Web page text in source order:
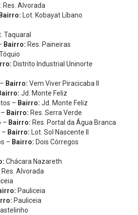
Res. Alvorada
Bairro: Lot. Kobayat Líbano
Taquaral
Bairro: Res. Paineiras
Distrito Industrial Uninorte
Bairro: Vem Viver Piracicaba II
Jd. Monte Feliz
– Bairro: Jd. Monte Feliz
Bairro: Res. Serra Verde
– Bairro: Res. Portal da Água Branca
– Bairro: Lot. Sol Nascente II
– Bairro: Dois Córregos
Chácara Nazareth
Res. Alvorada
Pauliceia
Pauliceia